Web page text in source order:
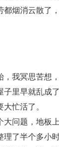
烟消云散了
我冥思苦想
里早就乱成
忙活了。
问题，地板
了半个多小时